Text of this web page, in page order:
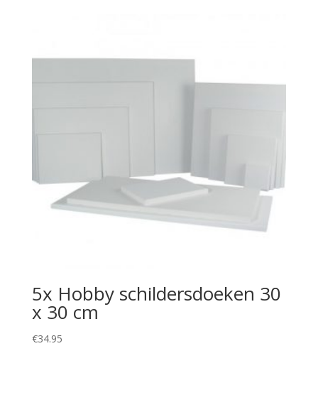
5x Hobby schildersdoeken 30
x 30 cm
€34.95